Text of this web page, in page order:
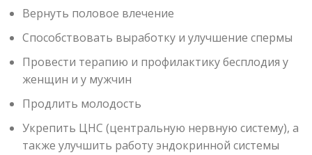
Вернуть половое влечение
Способствовать выработку и улучшение спермы
Провести терапию и профилактику бесплодия у
женщин и у мужчин
Продлить молодость
Укрепить ЦНС (центральную нервную систему), а
также улучшить работу эндокринной системы